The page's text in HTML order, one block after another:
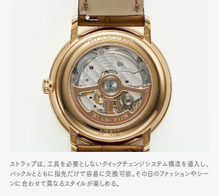
ストラップは、工具を必要としないクイックチェンジシステム構造を導入し、
バックルとともに指先だけで容易に交換可能。その日のファッションやシー
ンに合わせて異なるスタイルが楽しめる。